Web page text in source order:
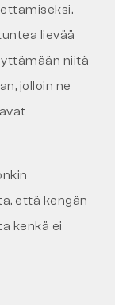
lievää
niitä
jolloin ne
että kengän
kenkä ei